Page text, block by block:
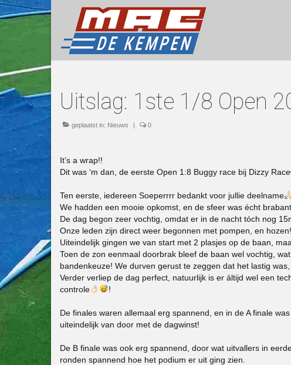
Uitslag: 1ste 1/8 Open
geplaatst in: Nieuws | 0
It’s a wrap!!
Dit was ‘m dan, de eerste Open 1:8 Buggy race bij Dizzy
Ten eerste, iedereen Soeperrrr bedankt voor jullie deelname
We hadden een mooie opkomst, en de sfeer was écht
De dag begon zeer vochtig, omdat er in de nacht tóch nog
Onze leden zijn direct weer begonnen met pompen, en hozen!
Uiteindelijk gingen we van start met 2 plasjes op de baan,
Toen de zon eenmaal doorbrak bleef de baan wel vochtig,
bandenkeuze! We durven gerust te zeggen dat het lastig
Verder verliep de dag perfect, natuurlijk is er áltijd wel een
controle
!
De finales waren allemaal erg spannend, en in de A finale
uiteindelijk van door met de dagwinst!
De B finale was ook erg spannend, door wat uitvallers in
ronden spannend hoe het podium er uit ging zien.